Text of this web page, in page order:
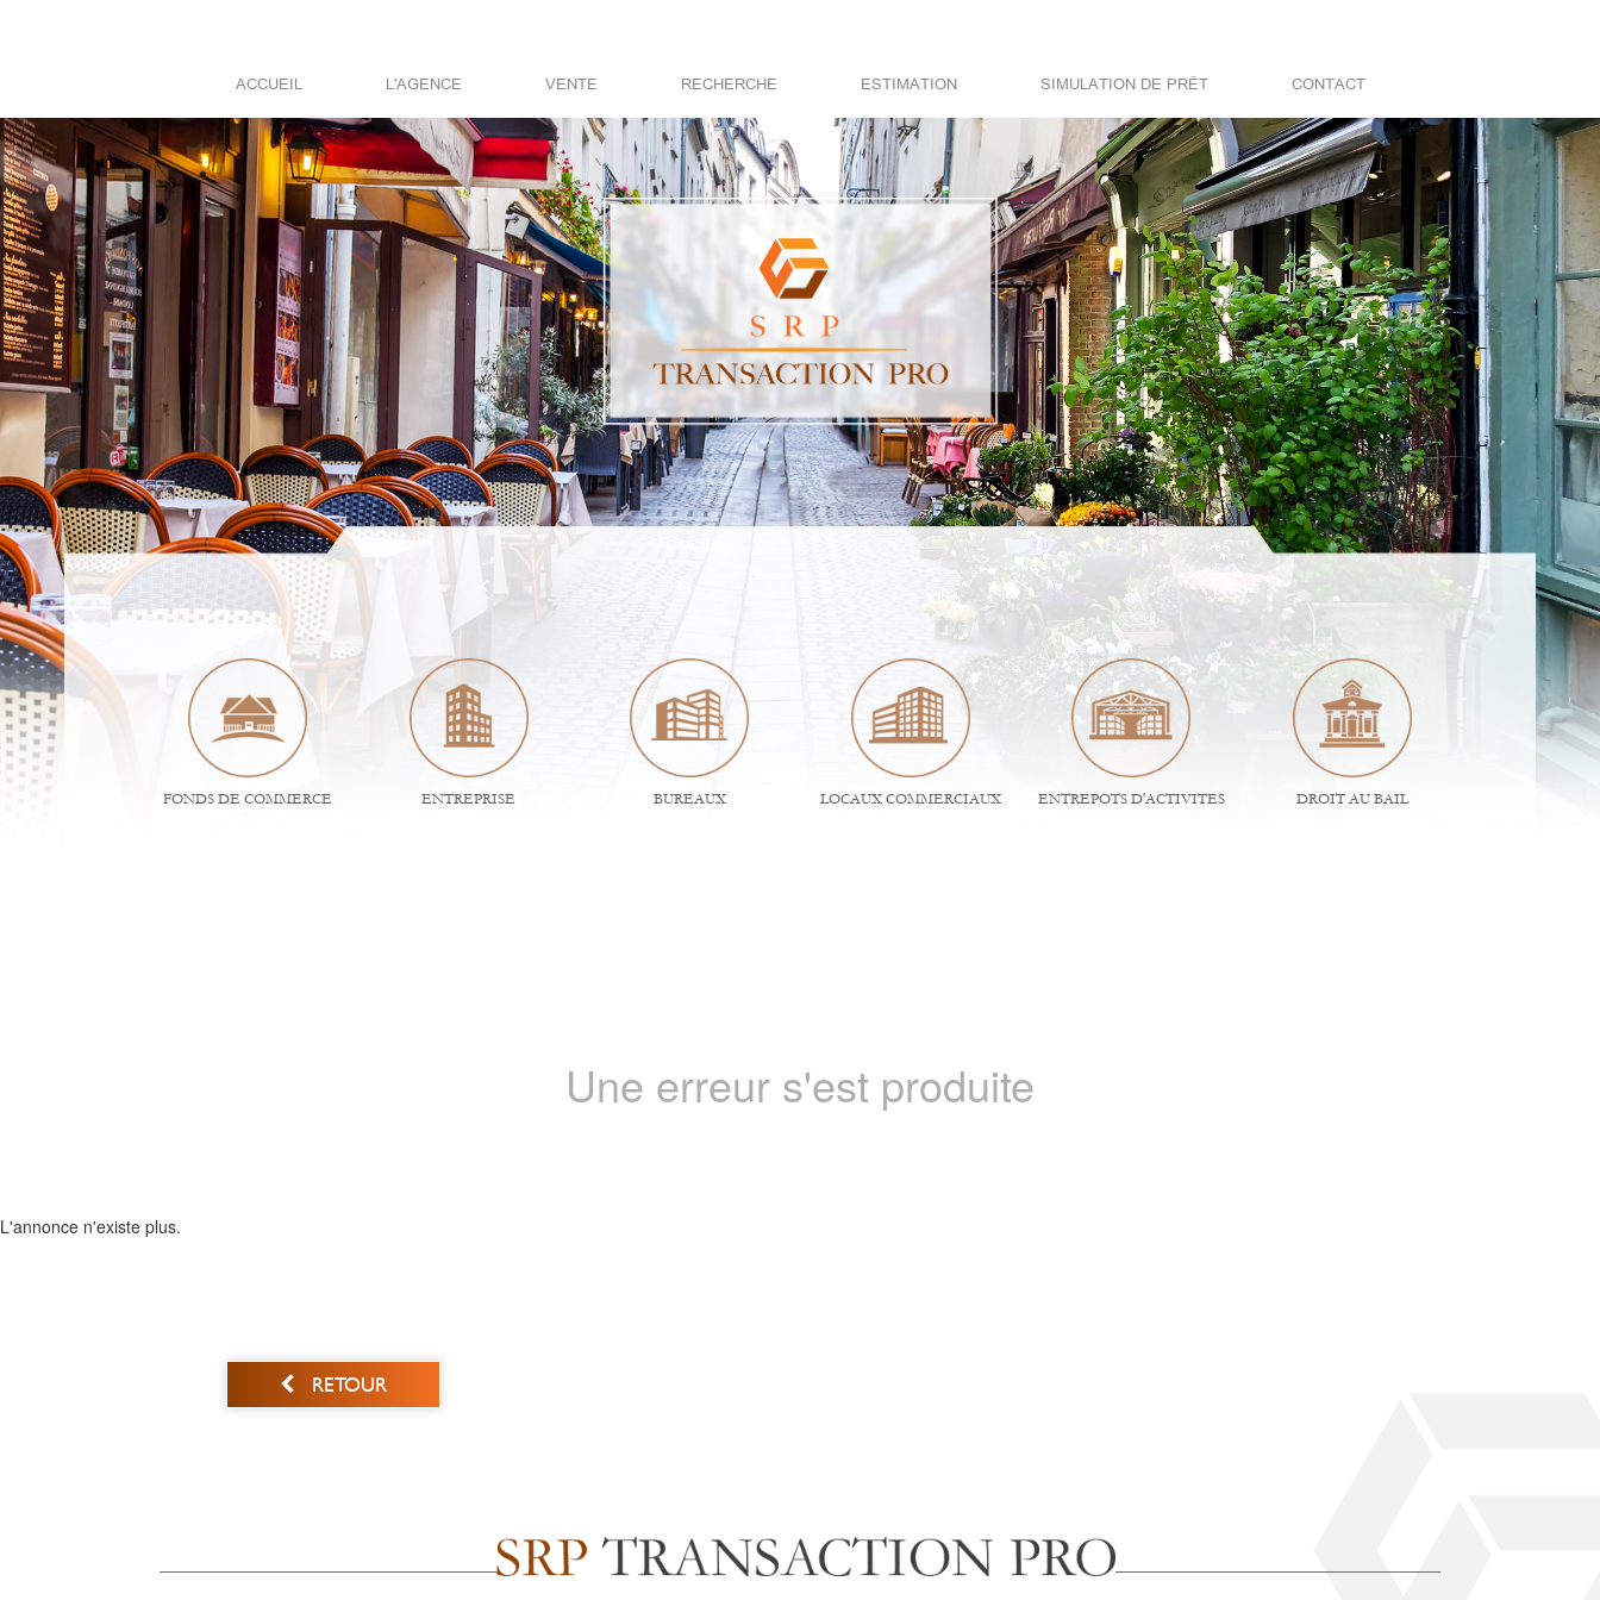
ACCUEIL L'AGENCE VENTE RECHERCHE ESTIMATION SIMULATION DE PRÊT CONTACT
FONDS DE COMMERCE ENTREPRISE BUREAUX LOCAUX COMMERCIAUX ENTREPOTS D'ACTIVITES DROIT AU BAIL
Une erreur s'est produite
L'annonce n'existe plus.
RETOUR